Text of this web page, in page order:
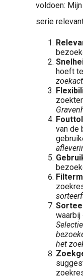
voldoen:
serie
hoeft
van de
waarbij
het